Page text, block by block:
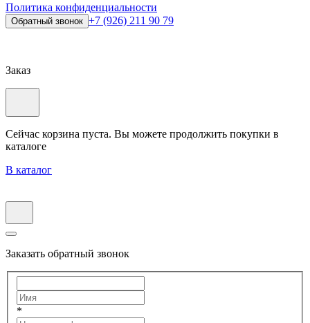
Политика конфиденциальности
Обратный звонок +7 (926) 211 90 79
Заказ
Сейчас корзина пуста. Вы можете продолжить покупки в
каталоге
В каталог
Заказать обратный звонок
*